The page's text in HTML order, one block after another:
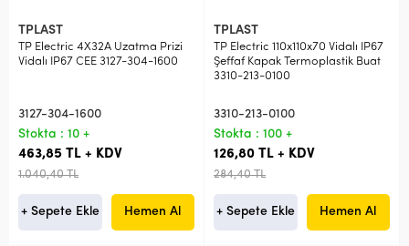
TPLAST
TP Electric 4X32A Uzatma Prizi
Vidalı IP67 CEE 3127-304-1600
3127-304-1600
Stokta : 10 +
463,85 TL + KDV
1.040,40 TL
+ Sepete Ekle Hemen Al
TPLAST
TP Electric 110x110x70 Vidalı IP67
Şeffaf Kapak Termoplastik Buat
3310-213-0100
3310-213-0100
Stokta : 100 +
126,80 TL + KDV
284,40 TL
+ Sepete Ekle Hemen Al